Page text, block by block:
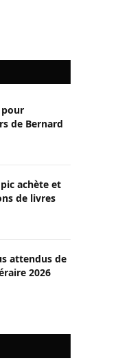
pour
de Bernard
achète et
de livres
attendus de
2026